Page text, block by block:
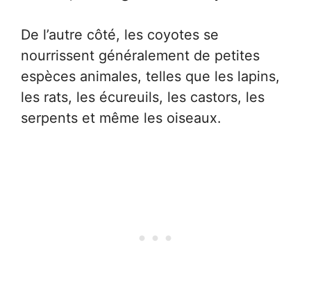
De l’autre côté, les coyotes se
nourrissent généralement de petites
espèces animales, telles que les lapins,
les rats, les écureuils, les castors, les
serpents et même les oiseaux.